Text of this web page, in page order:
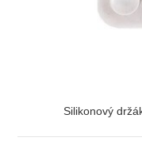
Silikonový